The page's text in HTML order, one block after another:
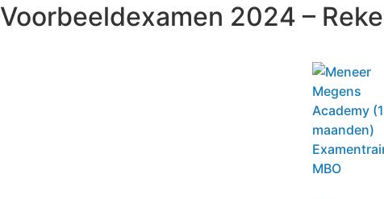
Voorbeeldexamen 2024 –